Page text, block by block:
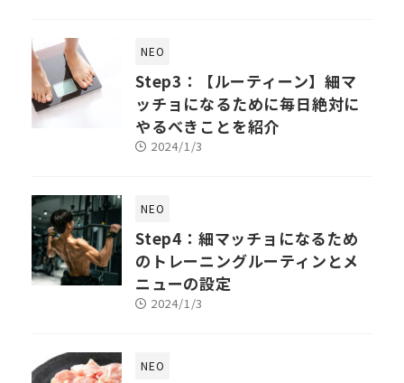
NEO
Step3：【ルーティーン】細マ
ッチョになるために毎日絶対に
やるべきことを紹介
2024/1/3
NEO
Step4：細マッチョになるため
のトレーニングルーティンとメ
ニューの設定
2024/1/3
NEO